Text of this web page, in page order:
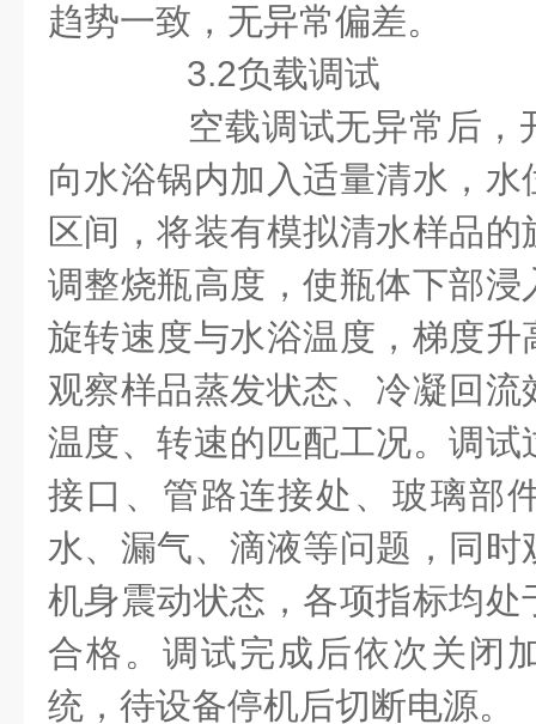
趋势一致，无异常偏差。
3.2负载调试
空载调试无异常后，
向水浴锅内加入适量清水，
区间，将装有模拟清水样品
调整烧瓶高度，使瓶体下部
旋转速度与水浴温度，梯度
观察样品蒸发状态、冷凝回
温度、转速的匹配工况。调
接口、管路连接处、玻璃部
水、漏气、滴液等问题，同
机身震动状态，各项指标均
合格。调试完成后依次关闭
统，待设备停机后切断电源。